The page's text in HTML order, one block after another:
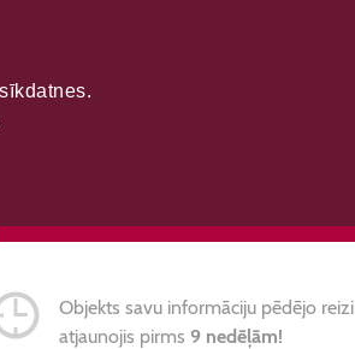
Objekts savu informāciju pēdējo reizi
atjaunojis pirms 9 nedēļām!